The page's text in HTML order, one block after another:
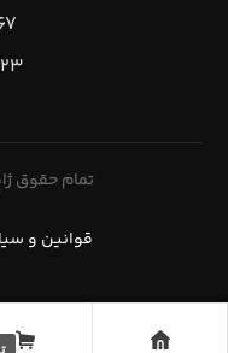
تمام حقوق
قوانین و